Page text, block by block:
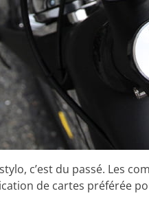
c’est du passé. Les
de cartes préférée